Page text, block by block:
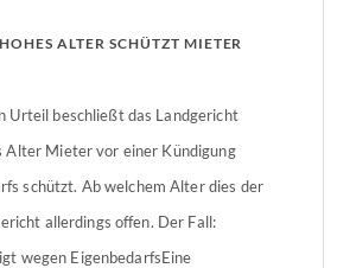
ALTER SCHÜTZT MIETER
Urteil beschließt das Landgericht
Alter Mieter vor einer Kündigung
schützt. Ab welchem Alter dies der
allerdings offen. Der Fall:
wegen EigenbedarfsEine